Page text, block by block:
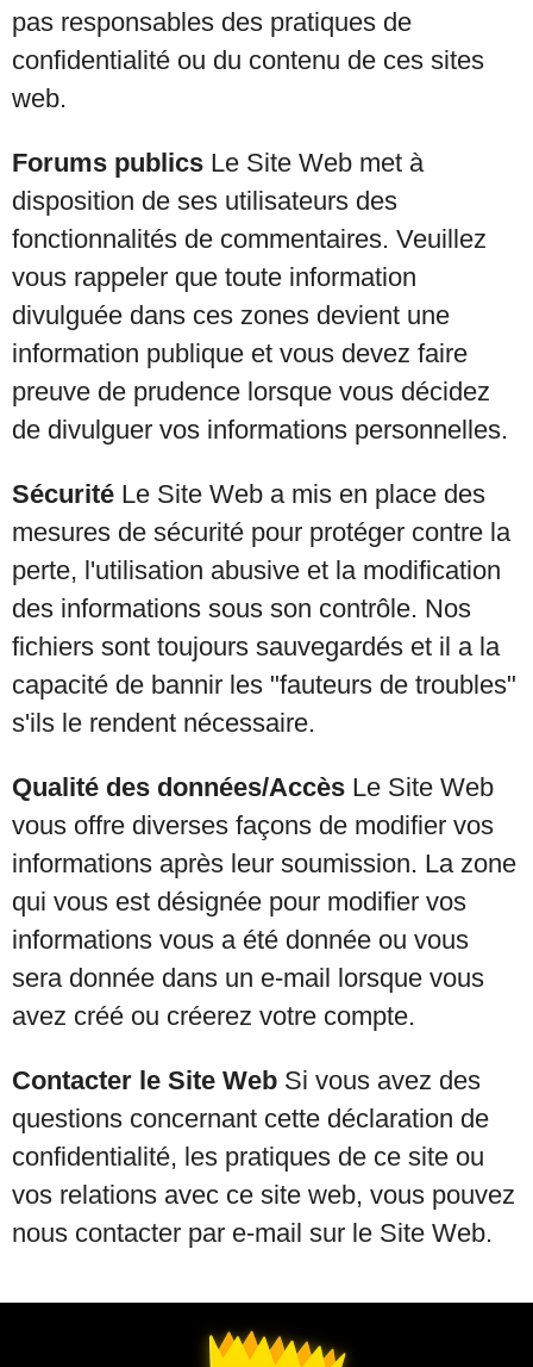
pas responsables des pratiques de
confidentialité ou du contenu de ces sites
web.
Forums publics Le Site Web met à
disposition de ses utilisateurs des
fonctionnalités de commentaires. Veuillez
vous rappeler que toute information
divulguée dans ces zones devient une
information publique et vous devez faire
preuve de prudence lorsque vous décidez
de divulguer vos informations personnelles.
Sécurité Le Site Web a mis en place des
mesures de sécurité pour protéger contre la
perte, l'utilisation abusive et la modification
des informations sous son contrôle. Nos
fichiers sont toujours sauvegardés et il a la
capacité de bannir les "fauteurs de troubles"
s'ils le rendent nécessaire.
Qualité des données/Accès Le Site Web
vous offre diverses façons de modifier vos
informations après leur soumission. La zone
qui vous est désignée pour modifier vos
informations vous a été donnée ou vous
sera donnée dans un e-mail lorsque vous
avez créé ou créerez votre compte.
Contacter le Site Web Si vous avez des
questions concernant cette déclaration de
confidentialité, les pratiques de ce site ou
vos relations avec ce site web, vous pouvez
nous contacter par e-mail sur le Site Web.